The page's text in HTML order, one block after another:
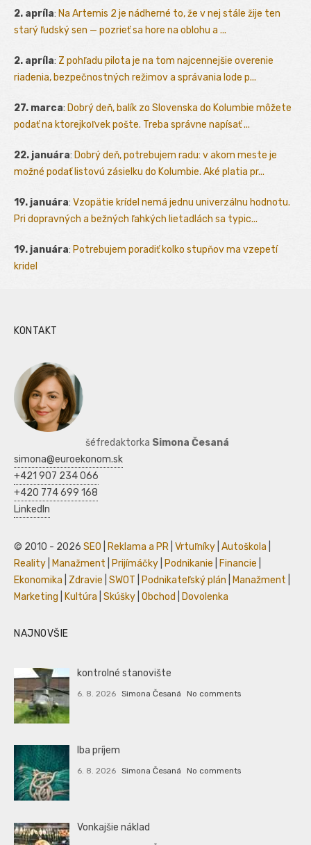
2. apríla: Na Artemis 2 je nádherné to, že v nej stále žije ten
starý ľudský sen — pozrieť sa hore na oblohu a ...
2. apríla: Z pohľadu pilota je na tom najcennejšie overenie
riadenia, bezpečnostných režimov a správania lode p...
27. marca: Dobrý deň, balík zo Slovenska do Kolumbie môžete
podať na ktorejkoľvek pošte. Treba správne napísať ...
22. januára: Dobrý deň, potrebujem radu: v akom meste je
možné podať listovú zásielku do Kolumbie. Aké platia pr...
19. januára: Vzopätie krídel nemá jednu univerzálnu hodnotu.
Pri dopravných a bežných ľahkých lietadlách sa typic...
19. januára: Potrebujem poradiť kolko stupňov ma vzepetí
kridel
KONTAKT
šéfredaktorka Simona Česaná
simona@euroekonom.sk
+421 907 234 066
+420 774 699 168
LinkedIn
© 2010 - 2026 SEO Reklama a PR Vrtuľníky Autoškola
Reality
Manažment Prijímáčky Podnikanie Financie
Ekonomika
Zdravie SWOT Podnikateľský plán Manažment
Marketing
Kultúra Skúšky Obchod Dovolenka
NAJNOVŠIE
kontrolné stanovište
6. 8. 2026 Simona Česaná No comments
Iba príjem
6. 8. 2026 Simona Česaná No comments
Vonkajšie náklad